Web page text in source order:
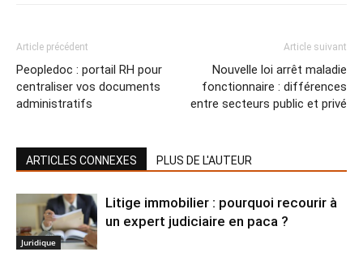
Article précédent
Peopledoc : portail RH pour
centraliser vos documents
administratifs
Article suivant
Nouvelle loi arrêt maladie
fonctionnaire : différences
entre secteurs public et privé
ARTICLES CONNEXES PLUS DE L'AUTEUR
Juridique
Litige immobilier : pourquoi recourir à
un expert judiciaire en paca ?